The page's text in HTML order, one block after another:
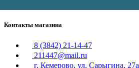
Контакты магазина
8 (3842) 21-14-47
211447@mail.ru
г. Кемерово, ул. Сарыгина, 27а